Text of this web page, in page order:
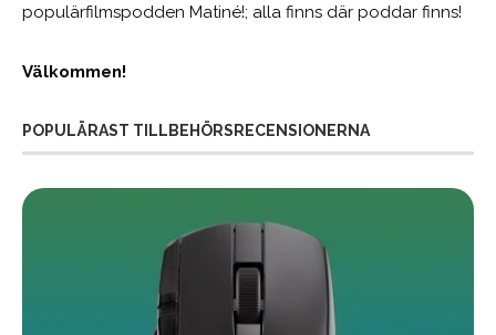
populärfilmspodden Matiné!; alla finns där poddar finns!
Välkommen!
POPULÄRAST TILLBEHÖRSRECENSIONERNA